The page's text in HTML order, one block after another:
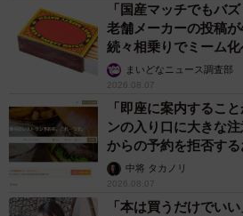
よう働きかけをしていきたいと思っ
雄鹿がビニール袋に入ったままのア
うとしてました。
事情はよくわかりませんが女性二人
しまったようでした。何とか取り返
食べてしまってたらと思うとゾッと
「国産マッチでもバ
老舗メーカーの投稿
続々相乗りでミーム化
まいどなニュース調査部
2026.08.07
「即座に案内するこ
ンの入り口に大きな
からの予約を拒否す
中将 タカノリ
2026.08.07
「本は買うだけでい